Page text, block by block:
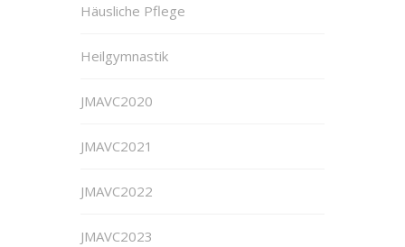
Häusliche Pflege
Heilgymnastik
JMAVC2020
JMAVC2021
JMAVC2022
JMAVC2023